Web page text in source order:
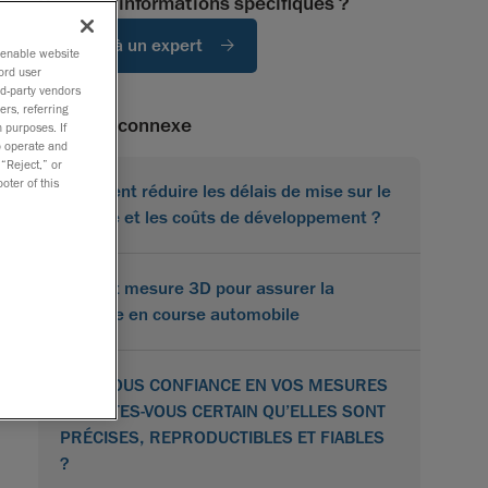
Parlez à un expert
Contenu connexe
Comment réduire les délais de mise sur le
marché et les coûts de développement ?
Scan et mesure 3D pour assurer la
réussite en course automobile
AVEZ-VOUS CONFIANCE EN VOS MESURES
3D ? ÊTES-VOUS CERTAIN QU’ELLES SONT
PRÉCISES, REPRODUCTIBLES ET FIABLES
?
website
user
party vendors
referring
purposes. If
operate and
or
of this